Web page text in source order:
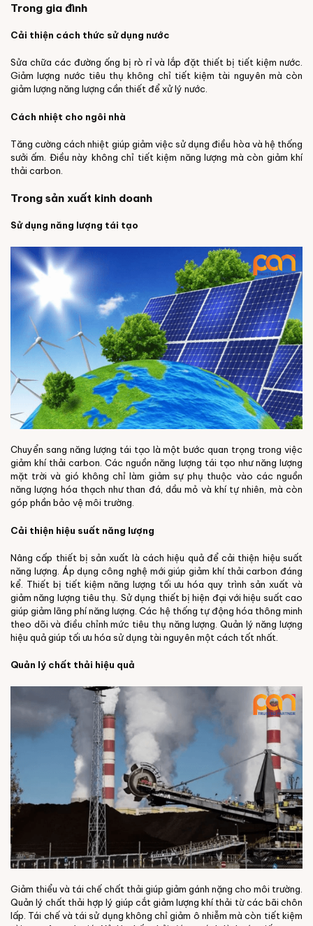
Trong gia đình
Cải thiện cách thức sử dụng nước
Sửa chữa các đường ống bị rò rỉ và lắp đặt thiết bị tiết kiệm nước.
Giảm lượng nước tiêu thụ không chỉ tiết kiệm tài nguyên mà còn
giảm lượng năng lượng cần thiết để xử lý nước.
Cách nhiệt cho ngôi nhà
Tăng cường cách nhiệt giúp giảm việc sử dụng điều hòa và hệ thống
sưởi ấm. Điều này không chỉ tiết kiệm năng lượng mà còn giảm khí
thải carbon.
Trong sản xuất kinh doanh
Sử dụng năng lượng tái tạo
Chuyển sang năng lượng tái tạo là một bước quan trọng trong việc
giảm khí thải carbon. Các nguồn năng lượng tái tạo như năng lượng
mặt trời và gió không chỉ làm giảm sự phụ thuộc vào các nguồn
năng lượng hóa thạch như than đá, dầu mỏ và khí tự nhiên, mà còn
góp phần bảo vệ môi trường.
Cải thiện hiệu suất năng lượng
Nâng cấp thiết bị sản xuất là cách hiệu quả để cải thiện hiệu suất
năng lượng. Áp dụng công nghệ mới giúp giảm khí thải carbon đáng
kể. Thiết bị tiết kiệm năng lượng tối ưu hóa quy trình sản xuất và
giảm năng lượng tiêu thụ. Sử dụng thiết bị hiện đại với hiệu suất cao
giúp giảm lãng phí năng lượng. Các hệ thống tự động hóa thông minh
theo dõi và điều chỉnh mức tiêu thụ năng lượng. Quản lý năng lượng
hiệu quả giúp tối ưu hóa sử dụng tài nguyên một cách tốt nhất.
Quản lý chất thải hiệu quả
Giảm thiểu và tái chế chất thải giúp giảm gánh nặng cho môi trường.
Quản lý chất thải hợp lý giúp cắt giảm lượng khí thải từ các bãi chôn
lấp. Tái chế và tái sử dụng không chỉ giảm ô nhiễm mà còn tiết kiệm